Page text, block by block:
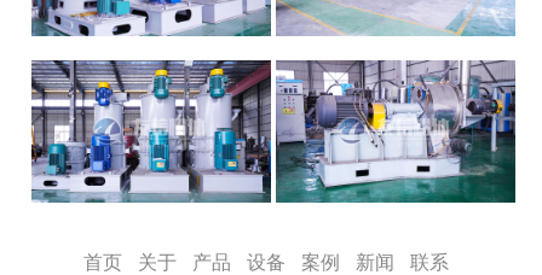
首页 关于 产品 设备 案例 新闻 联系